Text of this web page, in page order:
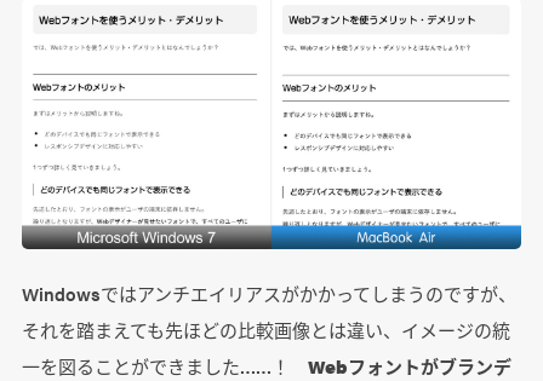
Windowsではアンチエイリアスがかかってしまうのですが、
それを踏まえても先ほどの比較画像とは違い、イメージの統
一を図ることができました……！ Webフォントがブランデ